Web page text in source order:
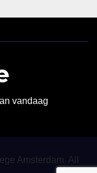
vandaag
Amsterdam. All